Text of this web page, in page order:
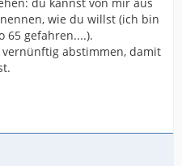
wie du willst (ich bin
65 gefahren....).
abstimmen, damit